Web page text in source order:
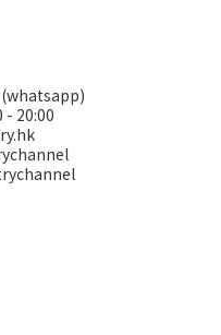
(whatsapp)
- 20:00